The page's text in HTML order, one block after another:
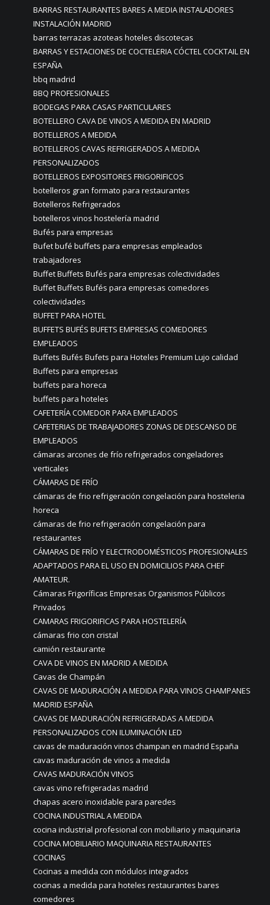
BARRAS RESTAURANTES BARES A MEDIA INSTALADORES
INSTALACIÓN MADRID
barras terrazas azoteas hoteles discotecas
BARRAS Y ESTACIONES DE COCTELERIA CÓCTEL COCKTAIL EN
ESPAÑA
bbq madrid
BBQ PROFESIONALES
BODEGAS PARA CASAS PARTICULARES
BOTELLERO CAVA DE VINOS A MEDIDA EN MADRID
BOTELLEROS A MEDIDA
BOTELLEROS CAVAS REFRIGERADOS A MEDIDA
PERSONALIZADOS
BOTELLEROS EXPOSITORES FRIGORIFICOS
botelleros gran formato para restaurantes
Botelleros Refrigerados
botelleros vinos hostelería madrid
Bufés para empresas
Bufet bufé buffets para empresas empleados
trabajadores
Buffet Buffets Bufés para empresas colectividades
Buffet Buffets Bufés para empresas comedores
colectividades
BUFFET PARA HOTEL
BUFFETS BUFÉS BUFETS EMPRESAS COMEDORES
EMPLEADOS
Buffets Bufés Bufets para Hoteles Premium Lujo calidad
Buffets para empresas
buffets para horeca
buffets para hoteles
CAFETERÍA COMEDOR PARA EMPLEADOS
CAFETERIAS DE TRABAJADORES ZONAS DE DESCANSO DE
EMPLEADOS
cámaras arcones de frío refrigerados congeladores
verticales
CÁMARAS DE FRÍO
cámaras de frio refrigeración congelación para hosteleria
horeca
cámaras de frio refrigeración congelación para
restaurantes
CÁMARAS DE FRÍO Y ELECTRODOMÉSTICOS PROFESIONALES
ADAPTADOS PARA EL USO EN DOMICILIOS PARA CHEF
AMATEUR.
Cámaras Frigoríficas Empresas Organismos Públicos
Privados
CAMARAS FRIGORIFICAS PARA HOSTELERÍA
cámaras frio con cristal
camión restaurante
CAVA DE VINOS EN MADRID A MEDIDA
Cavas de Champán
CAVAS DE MADURACIÓN A MEDIDA PARA VINOS CHAMPANES
MADRID ESPAÑA
CAVAS DE MADURACIÓN REFRIGERADAS A MEDIDA
PERSONALIZADOS CON ILUMINACIÓN LED
cavas de maduración vinos champan en madrid España
cavas maduración de vinos a medida
CAVAS MADURACIÓN VINOS
cavas vino refrigeradas madrid
chapas acero inoxidable para paredes
COCINA INDUSTRIAL A MEDIDA
cocina industrial profesional con mobiliario y maquinaria
COCINA MOBILIARIO MAQUINARIA RESTAURANTES
COCINAS
Cocinas a medida con módulos integrados
cocinas a medida para hoteles restaurantes bares
comedores